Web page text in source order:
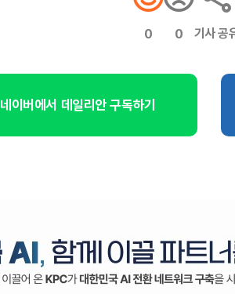
0 0 기사 공
네이버에서 데일리안 구독하기